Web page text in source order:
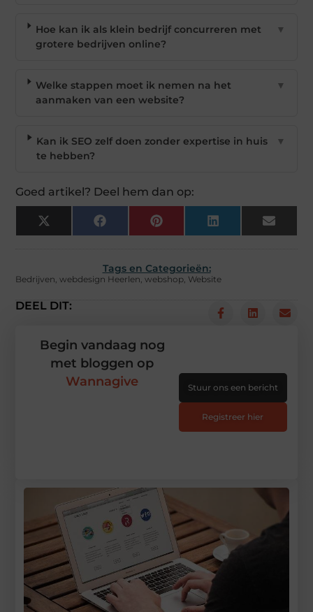
Hoe kan ik als klein bedrijf concurreren met
grotere bedrijven online?
▼
Welke stappen moet ik nemen na het
aanmaken van een website?
▼
Kan ik SEO zelf doen zonder expertise in huis
te hebben?
▼
Goed artikel? Deel hem dan op:
X
(Twitter)
Facebook Pinterest LinkedIn Email
Tags en Categorieën:
Bedrijven,webdesign Heerlen,webshop, Website
DEEL DIT:
Begin vandaag nog
met bloggen op
Wannagive
Stuur ons een bericht
Registreer hier